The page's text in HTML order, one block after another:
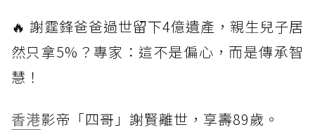
🔥 謝霆鋒爸爸過世留下4億遺產，親生兒子居
然只拿5%？專家：這不是偏心，而是傳承智
慧！
香港影帝「四哥」謝賢離世，享壽89歲。